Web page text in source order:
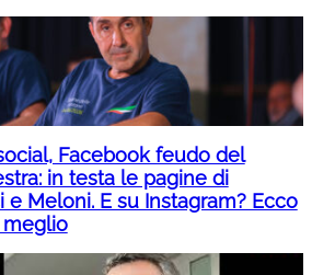
Facebook feudo del
in testa le pagine di
e Meloni. E su Instagram? Ecco